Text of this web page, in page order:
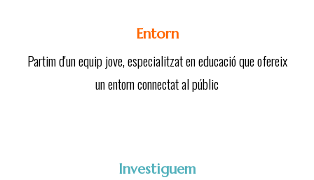
Entorn
Partim d'un equip jove, especialitzat en educació que ofereix
un entorn connectat al públic
Investiguem